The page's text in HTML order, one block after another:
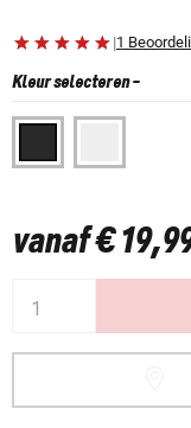
|1
Kleur selecteren-
vanaf€